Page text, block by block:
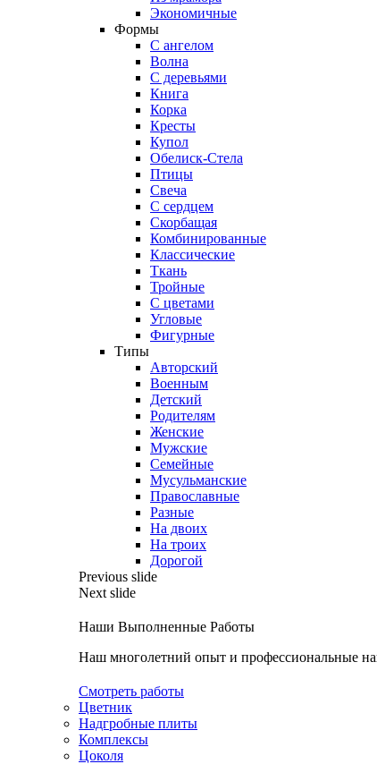
Экономичные
Формы
С ангелом
Волна
С деревьями
Книга
Корка
Кресты
Купол
Обелиск-Стела
Птицы
Свеча
С сердцем
Скорбащая
Комбинированные
Классические
Ткань
Тройные
С цветами
Угловые
Фигурные
Типы
Авторский
Военным
Детский
Родителям
Женские
Мужские
Семейные
Мусульманские
Православные
Разные
На двоих
На троих
Дорогой
Previous slide
Next slide
Наши Выполненные Работы
Наш многолетний опыт и профессиональные
Смотреть работы
Цветник
Надгробные плиты
Комплексы
Цоколя